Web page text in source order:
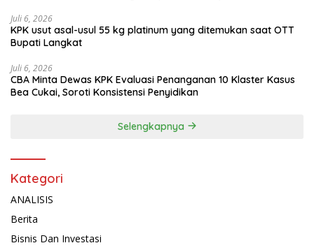
Juli 6, 2026
KPK usut asal-usul 55 kg platinum yang ditemukan saat OTT
Bupati Langkat
Juli 6, 2026
CBA Minta Dewas KPK Evaluasi Penanganan 10 Klaster Kasus
Bea Cukai, Soroti Konsistensi Penyidikan
Selengkapnya
Kategori
ANALISIS
Berita
Bisnis Dan Investasi